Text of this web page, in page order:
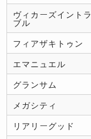
ヴィカーズイントラ
ブル
フィアザキトゥン
エマニュエル
グランサム
メガシティ
リアリーグッド